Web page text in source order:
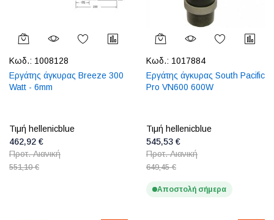
Κωδ.: 1008128
Εργάτης άγκυρας Breeze 300
Watt - 6mm
Τιμή hellenicblue
462,92 €
Προτ. Λιανική
551,10 €
Κωδ.: 1017884
Εργάτης άγκυρας South Pacific
Pro VN600 600W
Τιμή hellenicblue
545,53 €
Προτ. Λιανική
649,45 €
Αποστολή σήμερα